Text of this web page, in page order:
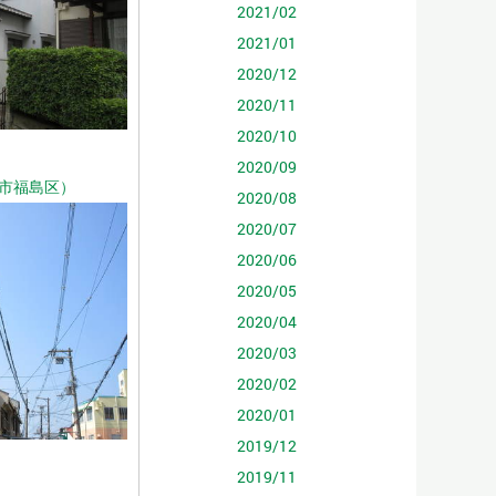
福島区）
2021/02
2021/01
2020/12
2020/11
2020/10
2020/09
2020/08
2020/07
2020/06
2020/05
2020/04
2020/03
2020/02
2020/01
2019/12
2019/11